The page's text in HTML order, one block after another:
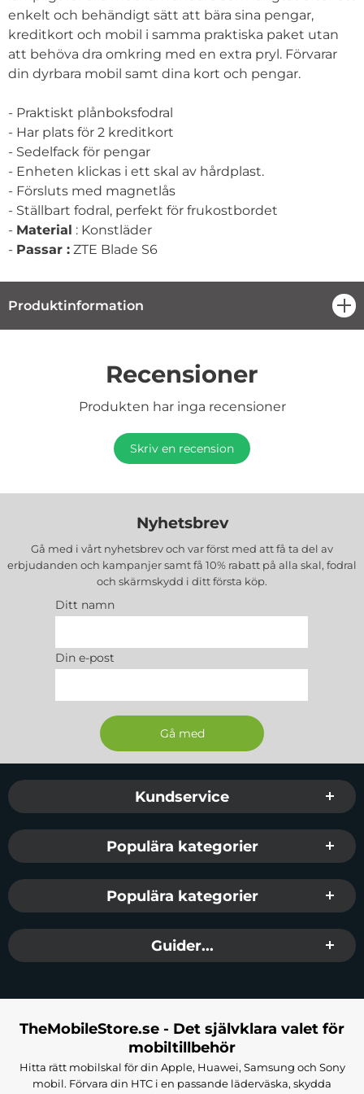
enkelt och behändigt sätt att bära sina pengar,
kreditkort och mobil i samma praktiska paket utan
att behöva dra omkring med en extra pryl. Förvarar
din dyrbara mobil samt dina kort och pengar.
- Praktiskt plånboksfodral
- Har plats för 2 kreditkort
- Sedelfack för pengar
- Enheten klickas i ett skal av hårdplast.
- Försluts med magnetlås
- Ställbart fodral, perfekt för frukostbordet
- Material : Konstläder
- Passar : ZTE Blade S6
Produktinformation
Recensioner
Produkten har inga recensioner
Skriv en recension
Nyhetsbrev
Gå med i vårt nyhetsbrev och var först med att få ta del av
erbjudanden och kampanjer samt få 10% rabatt på alla skal, fodral
och skärmskydd i ditt första köp.
Ditt namn
Din e-post
Sidfot Blandad info och länkar
Kundservice
Populära kategorier
Populära kategorier
Guider...
TheMobileStore.se - Det självklara valet för
mobiltillbehör
Hitta rätt mobilskal för din Apple, Huawei, Samsung och Sony
mobil. Förvara din HTC i en passande läderväska, skydda